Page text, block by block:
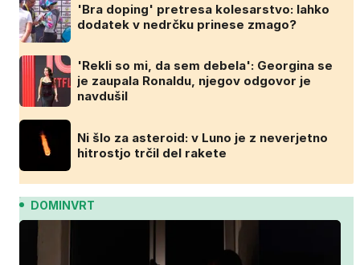
'Bra doping' pretresa kolesarstvo: lahko
dodatek v nedrčku prinese zmago?
'Rekli so mi, da sem debela': Georgina se
je zaupala Ronaldu, njegov odgovor je
navdušil
Ni šlo za asteroid: v Luno je z neverjetno
hitrostjo trčil del rakete
DOMINVRT